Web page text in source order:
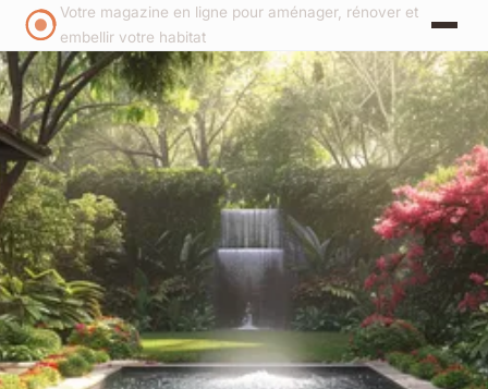
Votre magazine en ligne pour aménager, rénover et
embellir votre habitat